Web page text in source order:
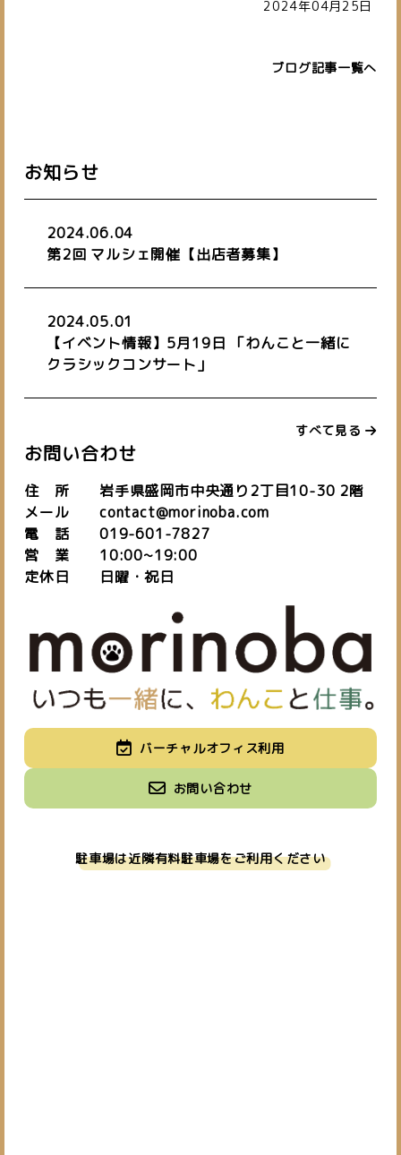
私たちについて
about us
施設紹介
space
バーチャルオフィス
virtual office
ご予約はこちら
お問い合わせ
TEL. 019-601-7827
[営業時間] 10:00~19:00
[定休日] 日・祝
2024年04月25日
ブログ記事一覧へ
お知らせ
2024.06.04
第2回 マルシェ開催【出店者募集】
2024.05.01
【イベント情報】5月19日 「わんこと一緒に
クラシックコンサート」
すべて見る
お問い合わせ
住 所 岩手県盛岡市中央通り2丁目10-30 2階
メール contact@morinoba.com
電 話 019-601-7827
営 業 10:00~19:00
定休日 日曜・祝日
バーチャルオフィス利用
お問い合わせ
駐車場は近隣有料駐車場をご利用ください